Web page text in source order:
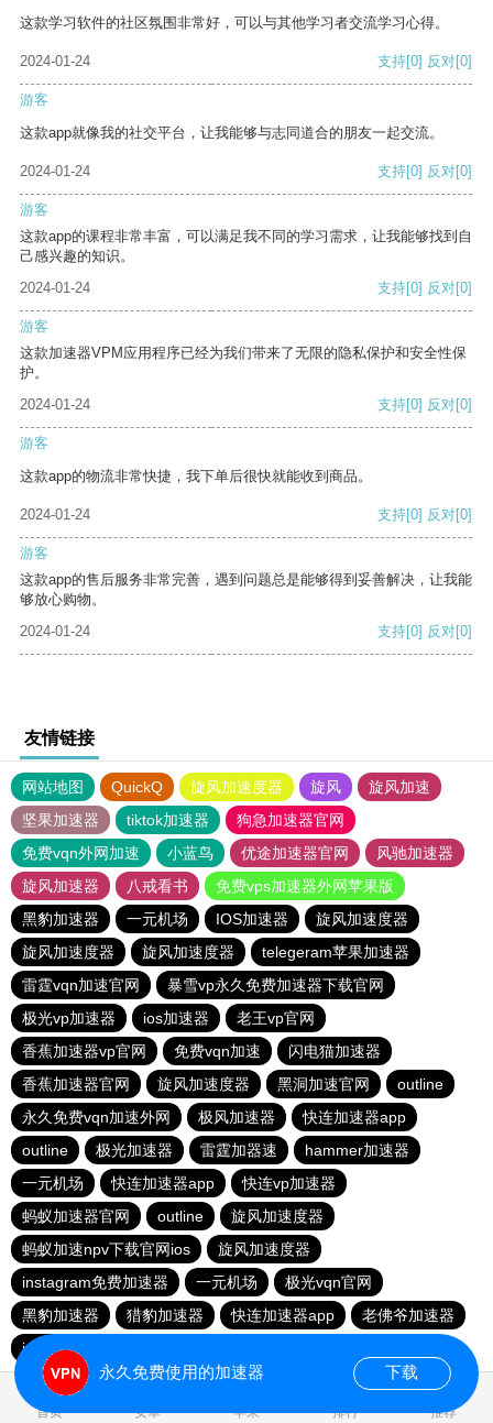
这款学习软件的社区氛围非常好，可以与其他学习者交流学习心得。
2024-01-24 支持[0] 反对[0]
游客
这款app就像我的社交平台，让我能够与志同道合的朋友一起交流。
2024-01-24 支持[0] 反对[0]
游客
这款app的课程非常丰富，可以满足我不同的学习需求，让我能够找到自
己感兴趣的知识。
2024-01-24
支持[0] 反对[0]
游客
这款加速器VPM应用程序已经为我们带来了无限的隐私保护和安全性保
护。
2024-01-24
支持[0] 反对[0]
游客
这款app的物流非常快捷，我下单后很快就能收到商品。
2024-01-24 支持[0] 反对[0]
游客
这款app的售后服务非常完善，遇到问题总是能够得到妥善解决，让我能
够放心购物。
2024-01-24
支持[0] 反对[0]
友情链接
网站地图 QuickQ 旋风加速度器 旋风
旋风加速
坚果加速器
tiktok加速器
狗急加速器官网
免费vqn外网加速
小蓝鸟 优途加速器官网
风驰加速器
旋风加速器
八戒看书
免费vps加速器外网苹果版
黑豹加速器
一元机场 IOS加速器
旋风加速度器
旋风加速度器
旋风加速度器
telegeram苹果加速器
雷霆vqn加速官网
暴雪vp永久免费加速器下载官网
极光vp加速器
ios加速器
老王vp官网
香蕉加速器vp官网
免费vqn加速
闪电猫加速器
香蕉加速器官网
旋风加速度器 黑洞加速官网
outline
永久免费vqn加速外网
极风加速器
快连加速器app
outline
极光加速器 雷霆加器速
hammer加速器
一元机场
快连加速器app
快连vp加速器
蚂蚁加速器官网
outline
旋风加速度器
蚂蚁加速npv下载官网ios
旋风加速度器
instagram免费加速器
一元机场
极光vqn官网
黑豹加速器
猎豹加速器 快连加速器app
老佛爷加速器
ios加速器
首页 安卓 苹果 排行 推荐
永久免费使用的加速器 下载
1.098144s